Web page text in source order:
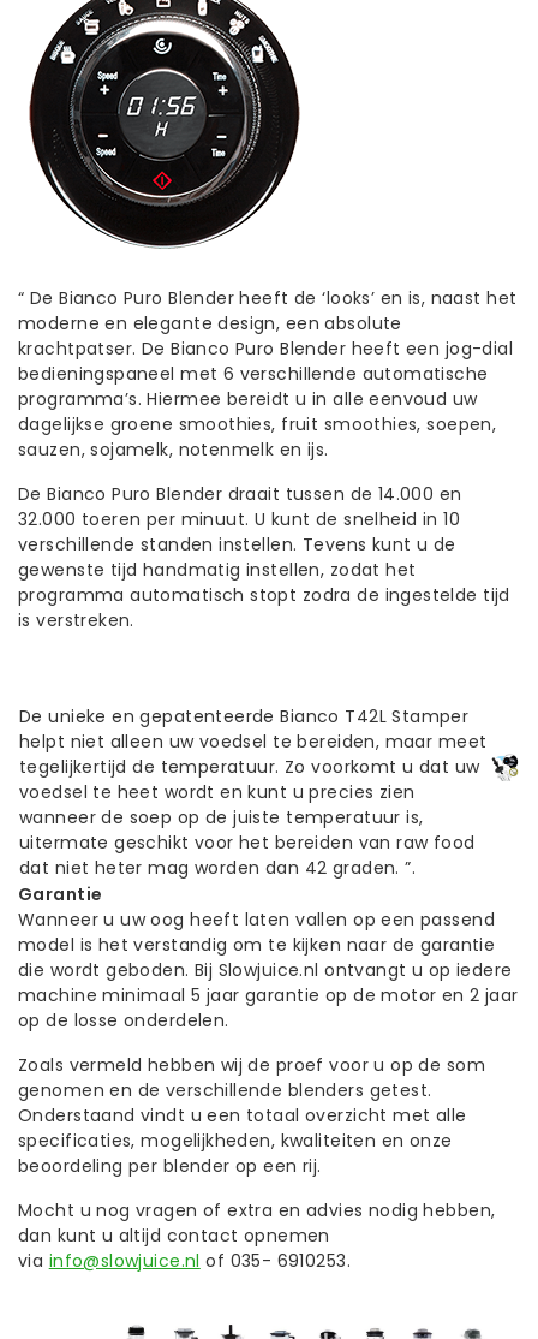
“ De Bianco Puro Blender heeft de ‘looks’ en is, naast het
moderne en elegante design, een absolute
krachtpatser. De Bianco Puro Blender heeft een jog-dial
bedieningspaneel met 6 verschillende automatische
programma’s. Hiermee bereidt u in alle eenvoud uw
dagelijkse groene smoothies, fruit smoothies, soepen,
sauzen, sojamelk, notenmelk en ijs.
De Bianco Puro Blender draait tussen de 14.000 en
32.000 toeren per minuut. U kunt de snelheid in 10
verschillende standen instellen. Tevens kunt u de
gewenste tijd handmatig instellen, zodat het
programma automatisch stopt zodra de ingestelde tijd
is verstreken.
De unieke en gepatenteerde Bianco T42L Stamper
helpt niet alleen uw voedsel te bereiden, maar meet
tegelijkertijd de temperatuur. Zo voorkomt u dat uw
voedsel te heet wordt en kunt u precies zien
wanneer de soep op de juiste temperatuur is,
uitermate geschikt voor het bereiden van raw food
dat niet heter mag worden dan 42 graden. ”.
Garantie
Wanneer u uw oog heeft laten vallen op een passend
model is het verstandig om te kijken naar de garantie
die wordt geboden. Bij Slowjuice.nl ontvangt u op iedere
machine minimaal 5 jaar garantie op de motor en 2 jaar
op de losse onderdelen.
Zoals vermeld hebben wij de proef voor u op de som
genomen en de verschillende blenders getest.
Onderstaand vindt u een totaal overzicht met alle
specificaties, mogelijkheden, kwaliteiten en onze
beoordeling per blender op een rij.
Mocht u nog vragen of extra en advies nodig hebben,
dan kunt u altijd contact opnemen
via info@slowjuice.nl of 035- 6910253.